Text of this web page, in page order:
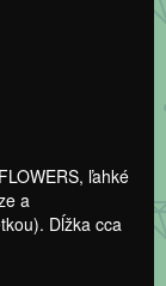
ľahké
a
Dĺžka cca